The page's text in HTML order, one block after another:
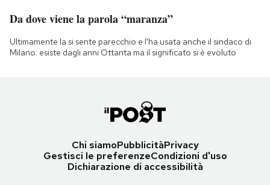
Da dove viene la parola “maranza”
Ultimamente la si sente parecchio e l'ha usata anche il sindaco di
Milano: esiste dagli anni Ottanta ma il significato si è evoluto
Chi siamoPubblicitàPrivacy
Gestisci le preferenzeCondizioni d'uso
Dichiarazione di accessibilità